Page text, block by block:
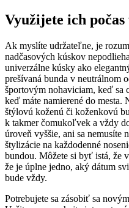
Využijete ich počas
Ak myslíte udržateľne, je
nadčasových kúskov
univerzálne kúsky ako
prešívaná bunda v neutrálnom
športovým nohaviciam, keď sa
keď máte namierené do mesta.
štýlovú koženú či koženkovú
k takmer čomukoľvek a vždy
úroveň vyššie, ani sa nemusíte
štylizácie na každodenné
bundou. Môžete si byť istá, že
že je úplne jedno, aký dátum
bude vždy.
Potrebujete sa zásobiť sa